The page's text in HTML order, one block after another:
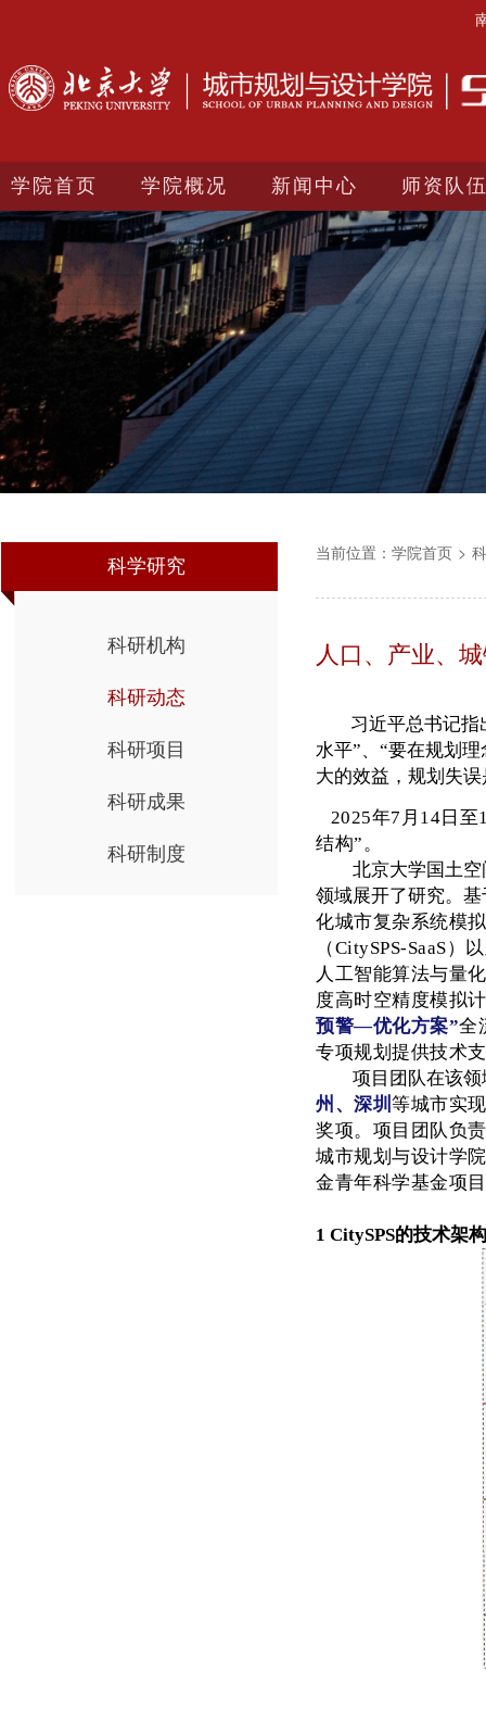
学院首页 学院概况 新闻中心 师资队
科学研究
科研机构
科研动态
科研项目
科研成果
科研制度
当前位置： 学院首页 >
人口、产业、
习近平总书记
水平”、“要在规划
大的效益，规划失
2025年7月14日至
结构”。
北京大学国土
领域展开了研究。
化城市复杂系统模
（CitySPS-SaaS
人工智能算法与量
度高时空精度模拟
预警—优化方案”全
专项规划提供技术
项目团队在该
州、深圳等城市实
奖项。项目团队负
城市规划与设计学
金青年科学基金项
1 CitySPS的技术架